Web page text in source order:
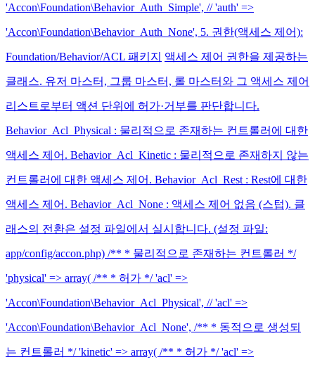
'Accon\Foundation\Behavior_Auth_Simple', // 'auth' =>
'Accon\Foundation\Behavior_Auth_None', 5. 권한(액세스 제어):
Foundation/Behavior/ACL 패키지 액세스 제어 권한을 제공하는
클래스. 유저 마스터, 그룹 마스터, 롤 마스터와 그 액세스 제어
리스트로부터 액션 단위에 허가·거부를 판단합니다.
Behavior_Acl_Physical : 물리적으로 존재하는 컨트롤러에 대한
액세스 제어. Behavior_Acl_Kinetic : 물리적으로 존재하지 않는
컨트롤러에 대한 액세스 제어. Behavior_Acl_Rest : Rest에 대한
액세스 제어. Behavior_Acl_None : 액세스 제어 없음 (스텁). 클
래스의 전환은 설정 파일에서 실시합니다. (설정 파일:
app/config/accon.php) /** * 물리적으로 존재하는 컨트롤러 */
'physical' => array( /** * 허가 */ 'acl' =>
'Accon\Foundation\Behavior_Acl_Physical', // 'acl' =>
'Accon\Foundation\Behavior_Acl_None', /** * 동적으로 생성되
는 컨트롤러 */ 'kinetic' => array( /** * 허가 */ 'acl' =>